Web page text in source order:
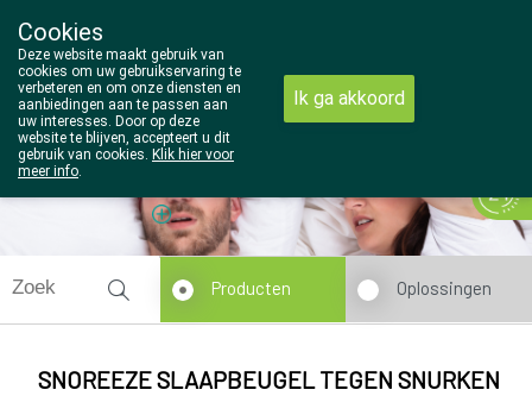
014/810298
Vandaag
Producten Oplossingen
SNOREEZE SLAAPBEUGEL TEGEN SNURKEN
Cookies
Deze website maakt gebruik van
cookies om uw gebruikservaring te
verbeteren en om onze diensten en
aanbiedingen aan te passen aan
uw interesses. Door op deze
website te blijven, accepteert u dit
gebruik van cookies. Klik hier voor
meer info.
Ik ga akkoord